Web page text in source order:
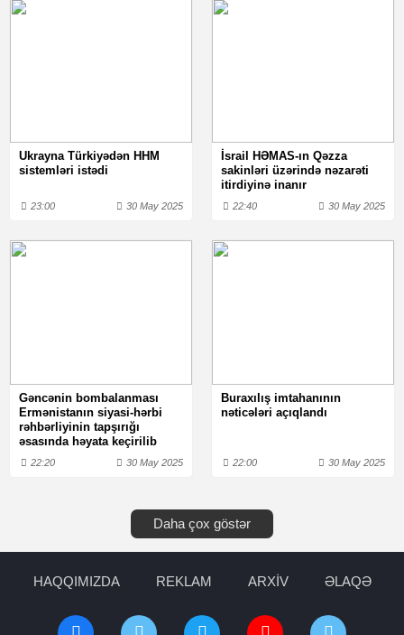
Ukrayna Türkiyədən HHM
sistemləri istədi
23:00 30 May 2025
İsrail HƏMAS-ın Qəzza
sakinləri üzərində nəzarəti
itirdiyinə inanır
22:40 30 May 2025
Gəncənin bombalanması
Ermənistanın siyasi-hərbi
rəhbərliyinin tapşırığı
əsasında həyata keçirilib
22:20 30 May 2025
Buraxılış imtahanının
nəticələri açıqlandı
22:00 30 May 2025
Daha çox göstər
HAQQIMIZDA REKLAM ARXİV ƏLAQƏ